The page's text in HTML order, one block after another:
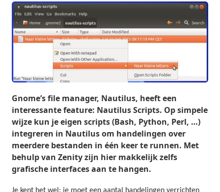
Gnome’s file manager, Nautilus, heeft een
interessante feature: Nautilus Scripts. Op simpele
wijze kun je eigen scripts (Bash, Python, Perl, …)
integreren in Nautilus om handelingen over
meerdere bestanden in één keer te runnen. Met
behulp van Zenity zijn hier makkelijk zelfs
grafische interfaces aan te hangen.